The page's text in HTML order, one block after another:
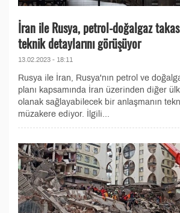
İran ile Rusya, petrol-doğalgaz takas
teknik detaylarını görüşüyor
13.02.2023 - 18:11
Rusya ile İran, Rusya'nın petrol ve
planı kapsamında İran üzerinden diğer
olanak sağlayabilecek bir anlaşmanın
müzakere ediyor. İlgili...